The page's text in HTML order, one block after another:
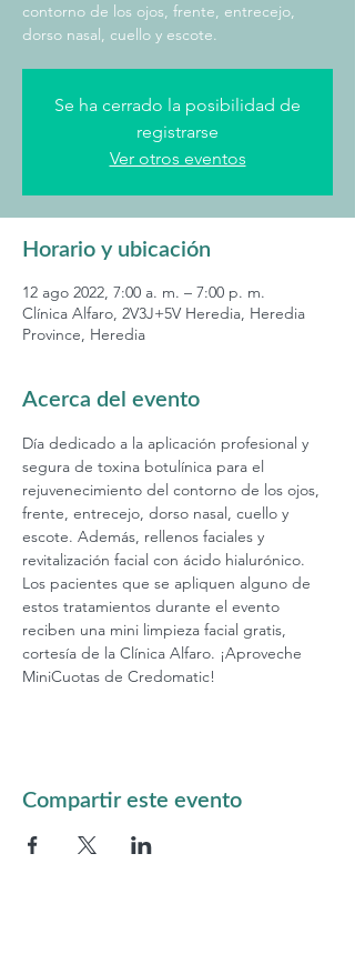
contorno de los ojos, frente, entrecejo,
dorso nasal, cuello y escote.
Se ha cerrado la posibilidad de
registrarse
Ver otros eventos
Horario y ubicación
12 ago 2022, 7:00 a. m. – 7:00 p. m.
Clínica Alfaro, 2V3J+5V Heredia, Heredia
Province, Heredia
Acerca del evento
Día dedicado a la aplicación profesional y
segura de toxina botulínica para el
rejuvenecimiento del contorno de los ojos,
frente, entrecejo, dorso nasal, cuello y
escote. Además, rellenos faciales y
revitalización facial con ácido hialurónico.
Los pacientes que se apliquen alguno de
estos tratamientos durante el evento
reciben una mini limpieza facial gratis,
cortesía de la Clínica Alfaro. ¡Aproveche
MiniCuotas de Credomatic!
Compartir este evento